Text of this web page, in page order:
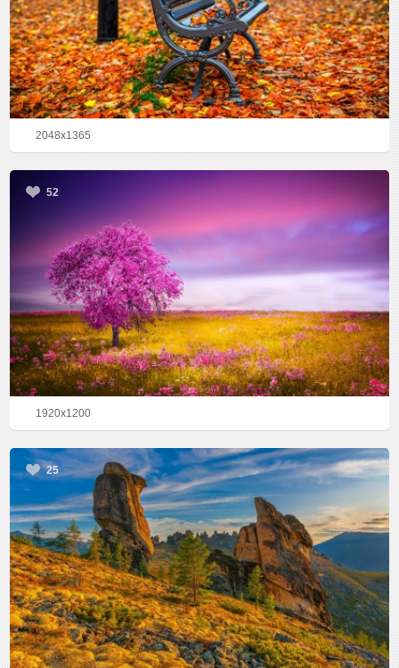
2048x1365
52
1920x1200
25